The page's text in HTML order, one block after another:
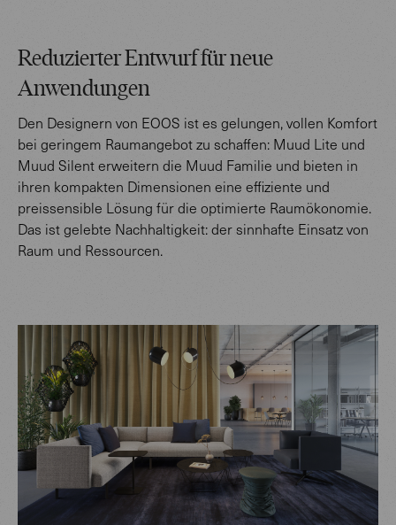
Reduzierter Entwurf für neue
Anwendungen
Den Designern von EOOS ist es gelungen, vollen Komfort
bei geringem Raumangebot zu schaffen: Muud Lite und
Muud Silent erweitern die Muud Familie und bieten in
ihren kompakten Dimensionen eine effiziente und
preissensible Lösung für die optimierte Raumökonomie.
Das ist gelebte Nachhaltigkeit: der sinnhafte Einsatz von
Raum und Ressourcen.